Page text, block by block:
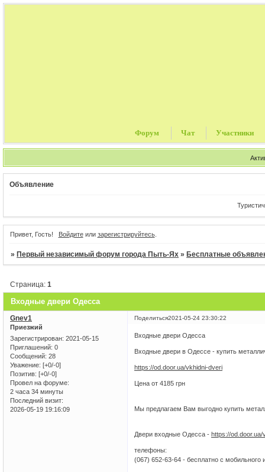
Форум Чат Участники
Объявление
Привет, Гость! Войдитеили зарегистрируйтесь.
»Первый независимый форум города Пыть-Ях »Бесплатные
Входные двери Одесса
Страница:1
Поделиться2021-05-24 23:30:22
Gnev1
Приезжий
Зарегистрирован: 2021-05-15
Приглашений: 0
Сообщений: 28
Уважение: [+0/-0]
Позитив: [+0/-0]
Провел на форуме:
2 часа 34 минуты
Последний визит:
2026-05-19 19:16:09
Входные двери Одесса
Входные двери в Одессе - купить
https://od.door.ua/vkhidni-dveri
Цена от 4185 грн
Мы предлагаем Вам выгодно купить
Двери входные Одесса -https://od.door.ua/
телефоны:
(067) 652-63-64 - бесплатно с мобильного